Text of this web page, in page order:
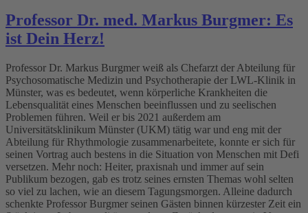
Professor Dr. med. Markus Burgmer: Es
ist Dein Herz!
Professor Dr. Markus Burgmer weiß als Chefarzt der Abteilung für
Psychosomatische Medizin und Psychotherapie der LWL-Klinik in
Münster, was es bedeutet, wenn körperliche Krankheiten die
Lebensqualität eines Menschen beeinflussen und zu seelischen
Problemen führen. Weil er bis 2021 außerdem am
Universitätsklinikum Münster (UKM) tätig war und eng mit der
Abteilung für Rhythmologie zusammenarbeitete, konnte er sich für
seinen Vortrag auch bestens in die Situation von Menschen mit Defi
versetzen. Mehr noch: Heiter, praxisnah und immer auf sein
Publikum bezogen, gab es trotz seines ernsten Themas wohl selten
so viel zu lachen, wie an diesem Tagungsmorgen. Alleine dadurch
schenkte Professor Burgmer seinen Gästen binnen kürzester Zeit ein